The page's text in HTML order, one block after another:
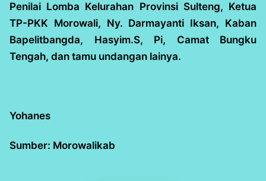
Penilai Lomba Kelurahan Provinsi Sulteng, Ketua
TP-PKK Morowali, Ny. Darmayanti Iksan, Kaban
Bapelitbangda, Hasyim.S, Pi, Camat Bungku
Tengah, dan tamu undangan lainya.
Yohanes
Sumber: Morowalikab